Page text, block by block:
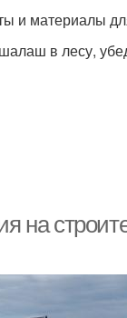
и материалы
в лесу,